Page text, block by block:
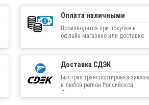
Оплата наличными
Производится при покупке в
офлайн-магазине или доставке
Доставка СДЭК
Быстрая транспортировка заказа
в любой регион Российской
Федерации